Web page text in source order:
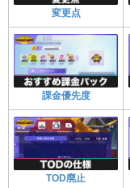
変更点
課金優先度
TOD廃止